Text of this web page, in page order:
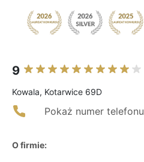
9
Kowala, Kotarwice 69D
Pokaż numer telefonu
O firmie: